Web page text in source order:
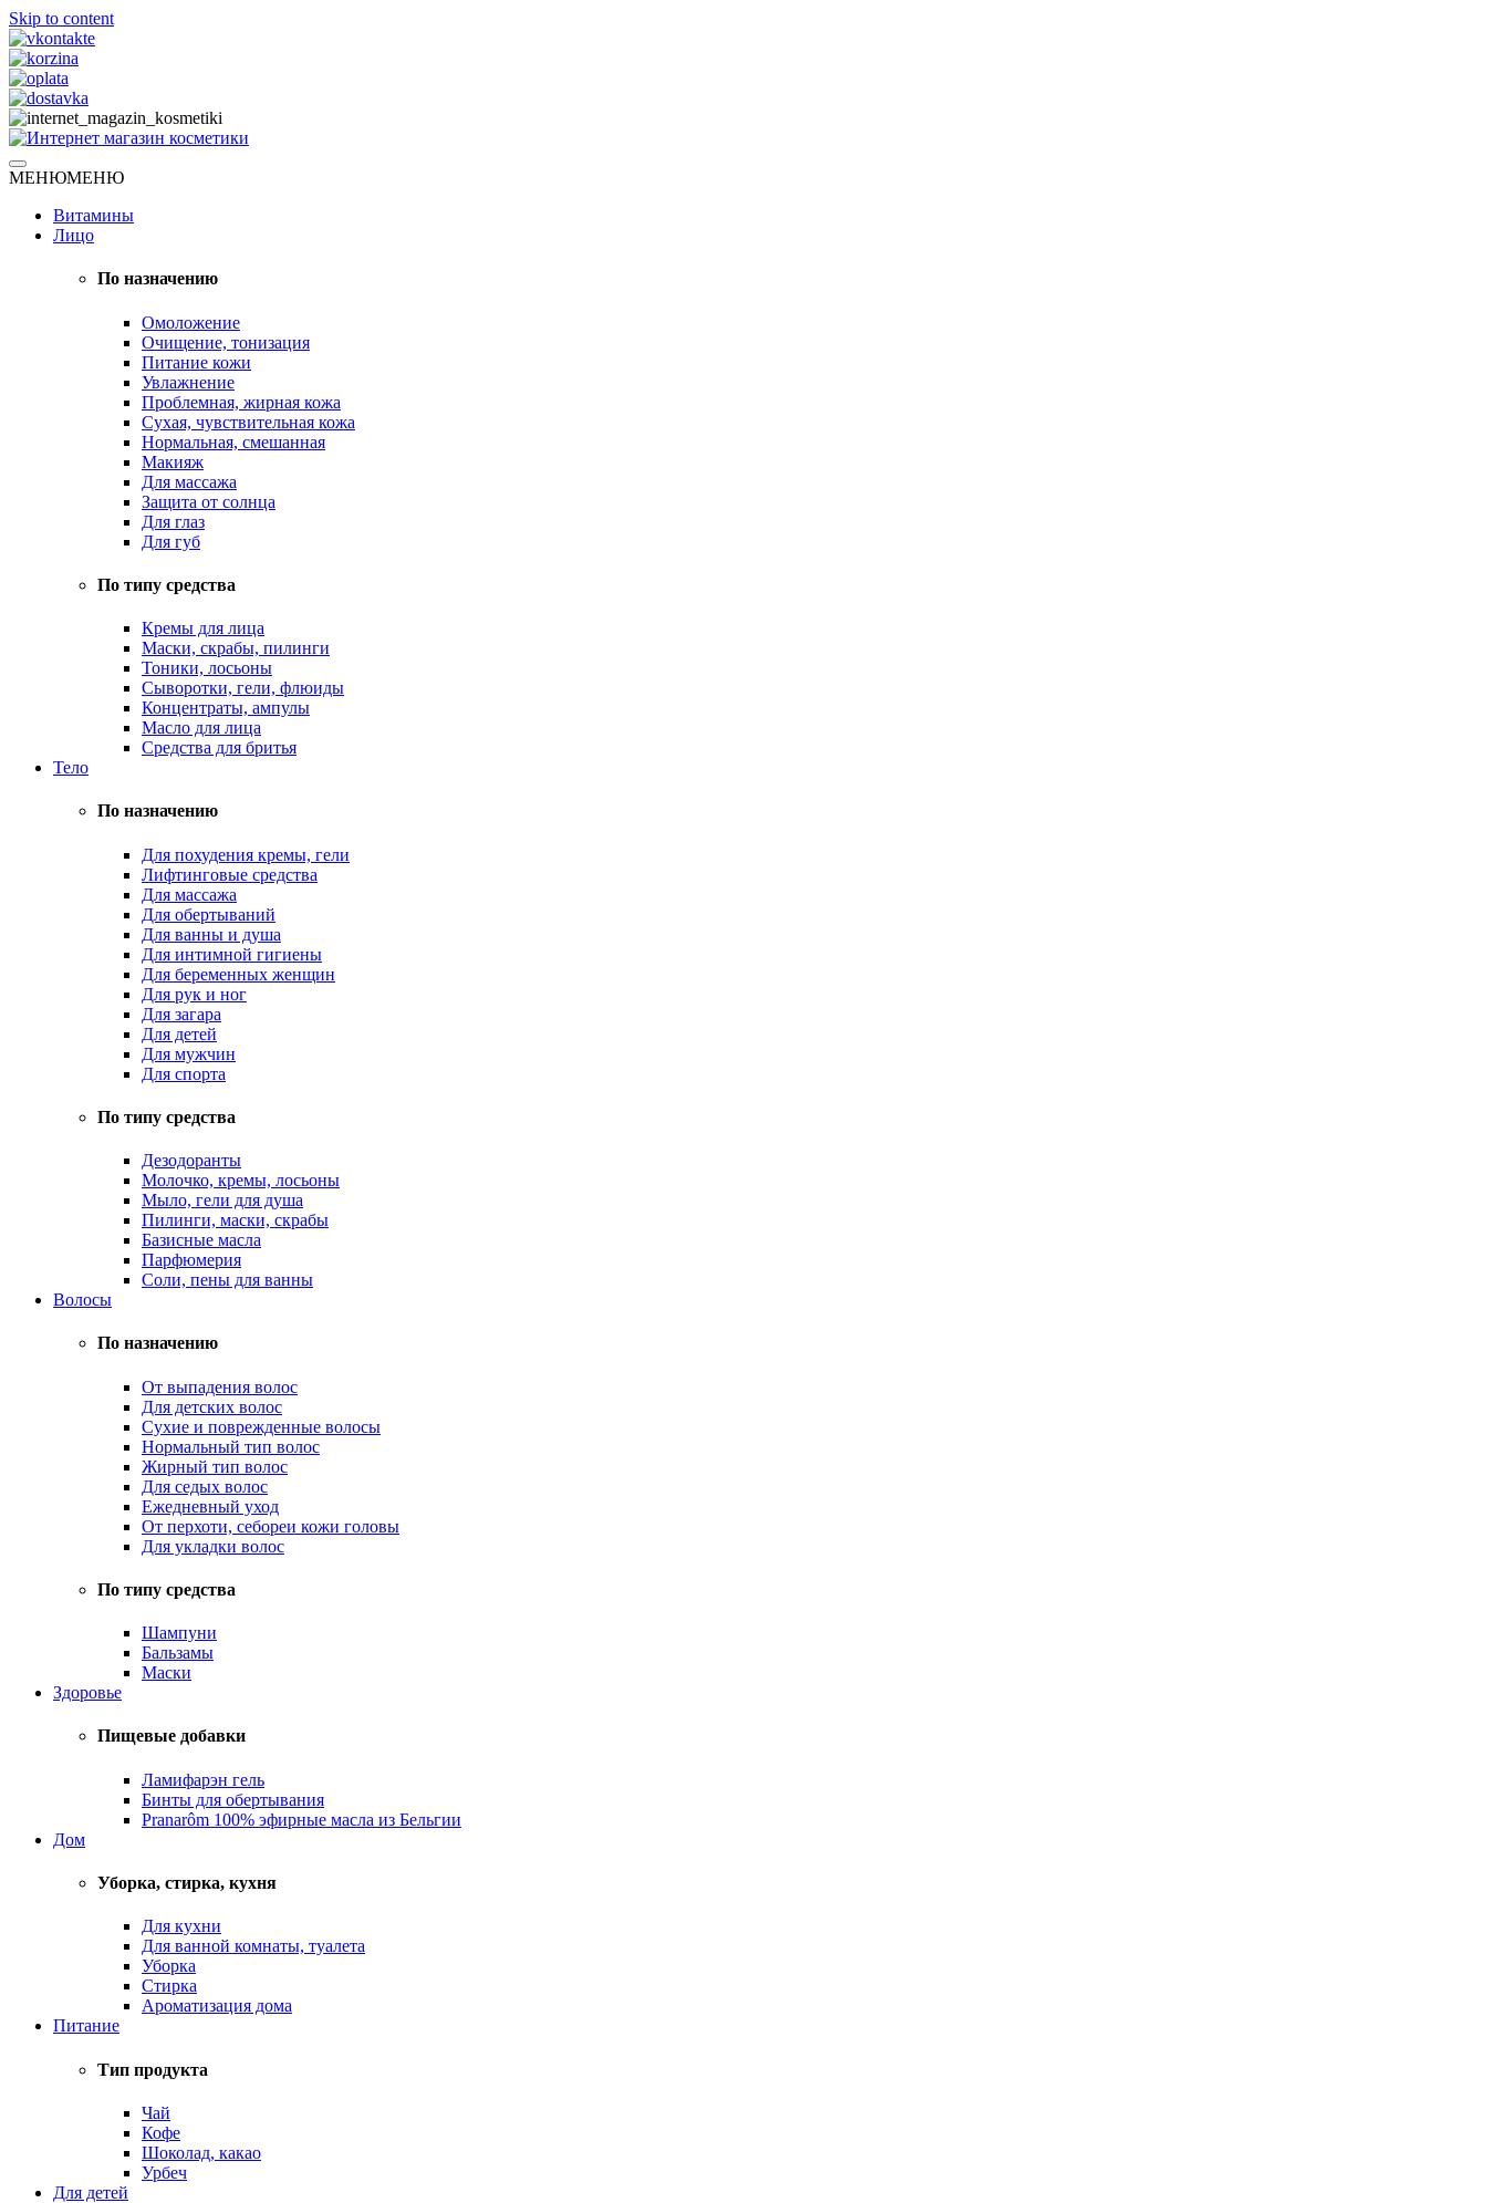
Skip to content
Интернет магазин косметики
Натуральная косметика
МЕНЮМЕНЮ
Витамины
Лицо
По назначению
Омоложение
Очищение, тонизация
Питание кожи
Увлажнение
Проблемная, жирная кожа
Сухая, чувствительная кожа
Нормальная, смешанная
Макияж
Для массажа
Защита от солнца
Для глаз
Для губ
По типу средства
Кремы для лица
Маски, скрабы, пилинги
Тоники, лосьоны
Сыворотки, гели, флюиды
Концентраты, ампулы
Масло для лица
Средства для бритья
Тело
По назначению
Для похудения кремы, гели
Лифтинговые средства
Для массажа
Для обертываний
Для ванны и душа
Для интимной гигиены
Для беременных женщин
Для рук и ног
Для загара
Для детей
Для мужчин
Для спорта
По типу средства
Дезодоранты
Молочко, кремы, лосьоны
Мыло, гели для душа
Пилинги, маски, скрабы
Базисные масла
Парфюмерия
Соли, пены для ванны
Волосы
По назначению
От выпадения волос
Для детских волос
Сухие и поврежденные волосы
Нормальный тип волос
Жирный тип волос
Для седых волос
Ежедневный уход
От перхоти, себореи кожи головы
Для укладки волос
По типу средства
Шампуни
Бальзамы
Маски
Здоровье
Пищевые добавки
Ламифарэн гель
Бинты для обертывания
Pranarôm 100% эфирные масла из Бельгии
Дом
Уборка, стирка, кухня
Для кухни
Для ванной комнаты, туалета
Уборка
Стирка
Ароматизация дома
Питание
Тип продукта
Чай
Кофе
Шоколад, какао
Урбеч
Для детей